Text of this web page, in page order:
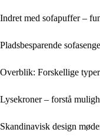
Indret med sofapuffer –
Pladsbesparende
Overblik: Forskellige
Lysekroner – forstå
Skandinavisk design